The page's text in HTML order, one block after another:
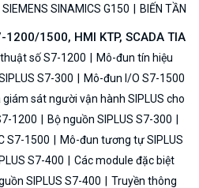
SINAMICS G150 BIẾN TẦN
1500, HMI KTP, SCADA TIA
số S7-1200
Mô-đun tín hiệu
S7-300
Mô-đun I/O S7-1500
giám sát người vận hành SIPLUS cho
1200
Bộ nguồn SIPLUS S7-300
S7-1500
Mô-đun tương tự SIPLUS
S7-400
Các module đặc biệt
SIPLUS S7-400
Truyền thông